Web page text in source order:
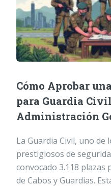
Cómo Aprobar
para Guardia
Administración
La Guardia Civil, uno de
prestigiosos de
convocado 3.118 plazas
de Cabos y Guardias.